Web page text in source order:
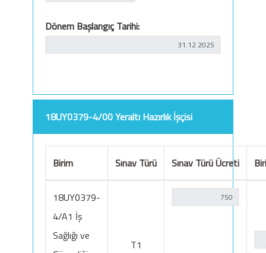
Dönem Başlangıç Tarihi:
18UY0379-4/00 Yeraltı Hazırlık İşçisi
Birim Sınav Türü Sınav Türü Ücreti
18UY0379-
4/A1 İş
Sağlığı ve
T1